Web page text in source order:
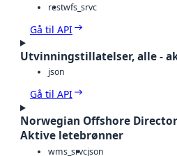
restwfs_srvc
Gå til API
Utvinningstillatelser, alle -
json
Gå til API
Norwegian Offshore
Aktive letebrønner
wms_srvcjson